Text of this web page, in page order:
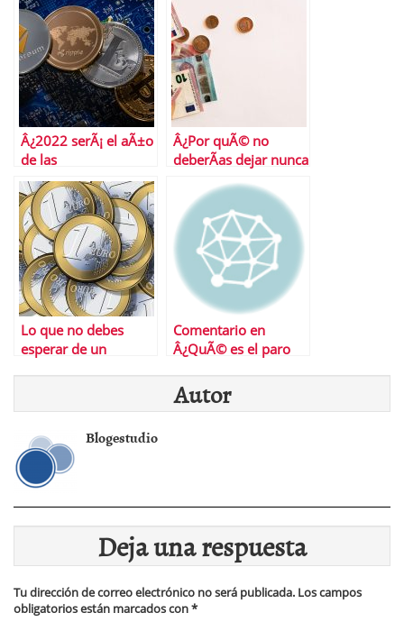
Â¿2022 serÃ¡ el aÃ±o
de las
criptomonedas?
Â¿Por quÃ© no
deberÃ­as dejar nunca
cuentas?
Lo que no debes
esperar de un
Comentario en
Â¿QuÃ© es el paro
por ISABEL
Autor
Blogestudio
Deja una respuesta
Tu dirección de correo electrónico no será publicada. Los campos
obligatorios están marcados con*